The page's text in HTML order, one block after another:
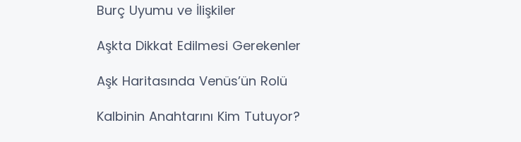
Burç Uyumu ve İlişkiler
Aşkta Dikkat Edilmesi Gerekenler
Aşk Haritasında Venüs’ün Rolü
Kalbinin Anahtarını Kim Tutuyor?